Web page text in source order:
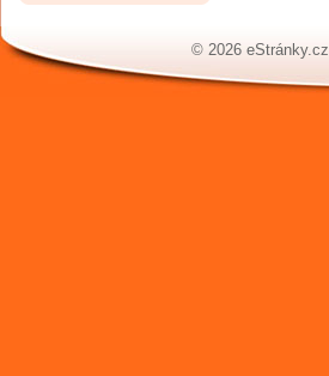
© 2026 eStránky.cz